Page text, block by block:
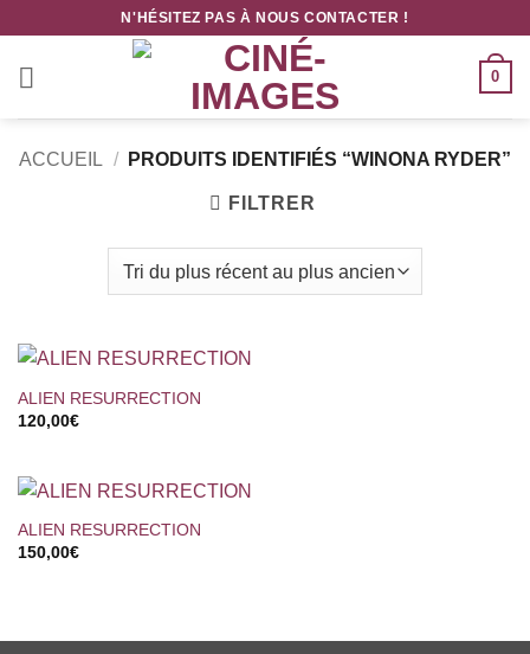
contenu
N'HÉSITEZ PAS À NOUS CONTACTER !
0
ACCUEIL / PRODUITS IDENTIFIÉS “WINONA RYDER”
FILTRER
ALIEN RESURRECTION
120,00€
ALIEN RESURRECTION
150,00€